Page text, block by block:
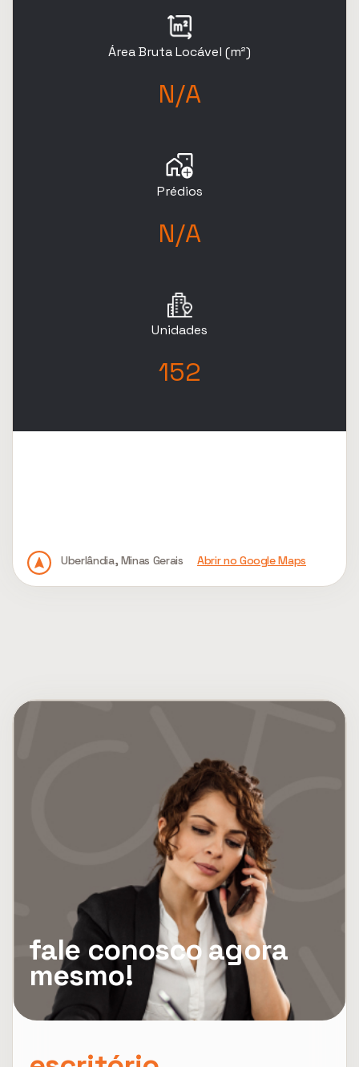
Área Bruta Locável (m²)
N/A
Prédios
N/A
Unidades
152
Uberlândia, Minas Gerais Abrir no Google Maps
fale conosco agora
mesmo!